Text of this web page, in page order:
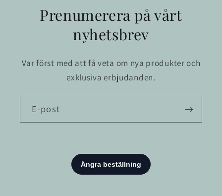
Prenumerera på vårt
nyhetsbrev
Var först med att få veta om nya produkter och
exklusiva erbjudanden.
E-post